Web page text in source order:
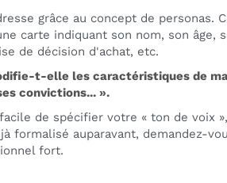
grâce au concept de personas.
carte indiquant son nom, son âge,
de décision d'achat, etc.
t-elle les caractéristiques de
convictions... ».
de spécifier votre « ton de voix
formalisé auparavant, demandez-
fort.